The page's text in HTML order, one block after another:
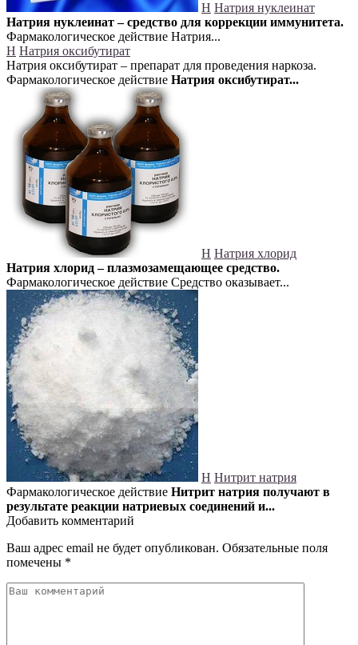
Н Натрия нуклеинат
Натрия нуклеинат – средство для коррекции иммунитета.
Фармакологическое действие Натрия...
Н Натрия оксибутират
Натрия оксибутират – препарат для проведения наркоза.
Фармакологическое действие Натрия оксибутират...
Н Натрия хлорид
Натрия хлорид – плазмозамещающее средство.
Фармакологическое действие Средство оказывает...
Н Нитрит натрия
Фармакологическое действие Нитрит натрия получают в
результате реакции натриевых соединений и...
Добавить комментарий
Ваш адрес email не будет опубликован. Обязательные поля
помечены *